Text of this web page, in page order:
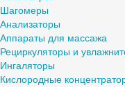
Шагомеры
Анализаторы
Аппараты для массажа
Рециркуляторы и
Ингаляторы
Кислородные